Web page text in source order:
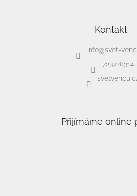
Kontakt
info@svet-
723728314
Přijímáme online